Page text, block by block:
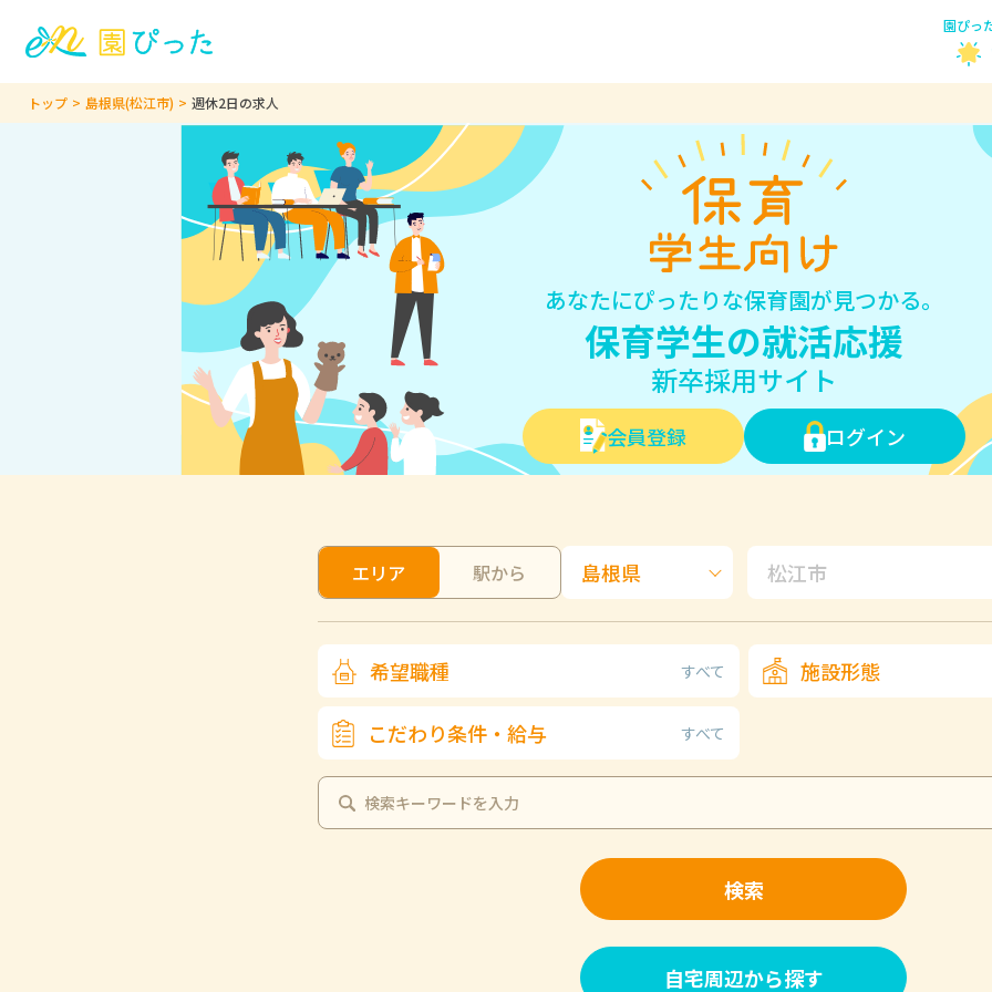
園ぴっ
トップ 島根県(松江市) 週休2日の求人
あなたにぴったりな保育園が見つかる。
保育学生の就活応援
新卒採用サイト
会員登録 ログイン
エリア 駅から
希望職種 すべて 施設形態
こだわり条件・給与 すべて
検索
自宅周辺から探す